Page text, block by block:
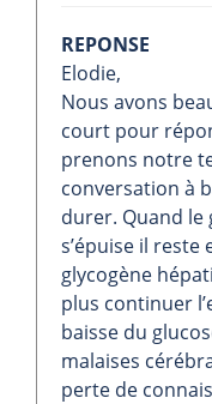
REPONSE
Elodie,
Nous avons
court pour
prenons notre
conversation à
durer. Quand le
s’épuise il
glycogène
plus continuer
baisse du
malaises
perte de